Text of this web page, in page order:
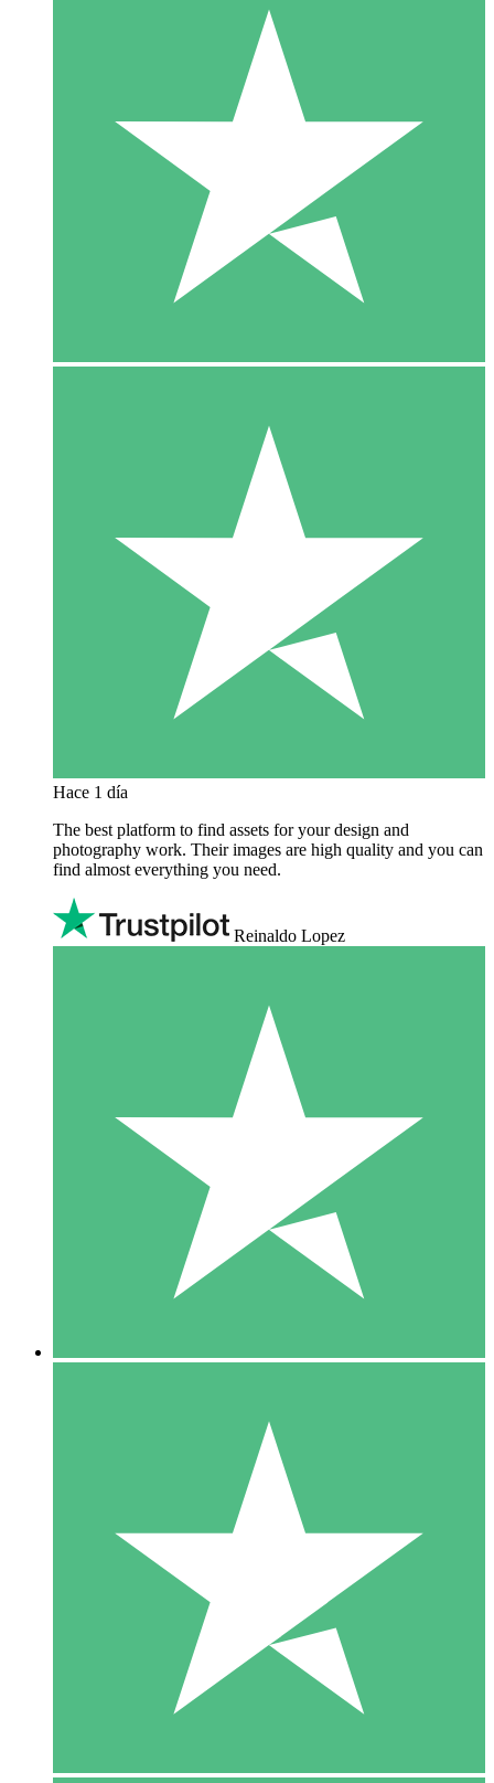
Hace 1 día
The best platform to find assets for your design and
photography work. Their images are high quality and you can
find almost everything you need.
Reinaldo Lopez